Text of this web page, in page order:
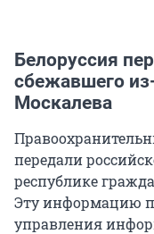
Белоруссия
сбежавшего
Москалева
передали
республике
Эту информацию
управления